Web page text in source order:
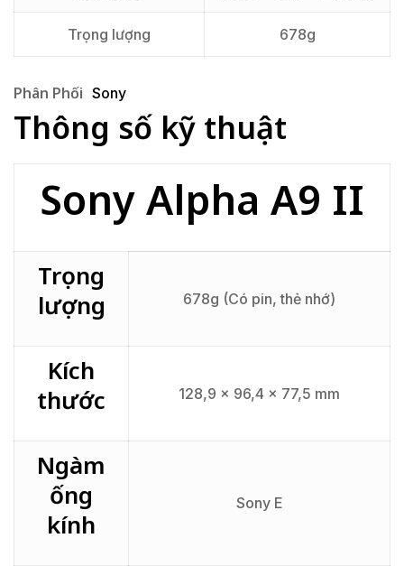
Trọng lượng 678g
Phân Phối Sony
Thông số kỹ thuật
Sony Alpha A9 II
Trọng
lượng
678​g (Có pin, thẻ nhớ)
Kích
thước
128,9 x 96,4 x 77,5 mm
Ngàm
ống
kính
Sony E